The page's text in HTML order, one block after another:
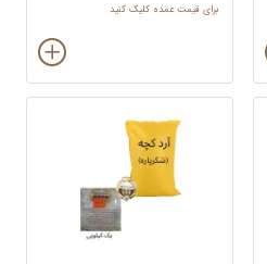
برای قیمت عمده کلیک کنید